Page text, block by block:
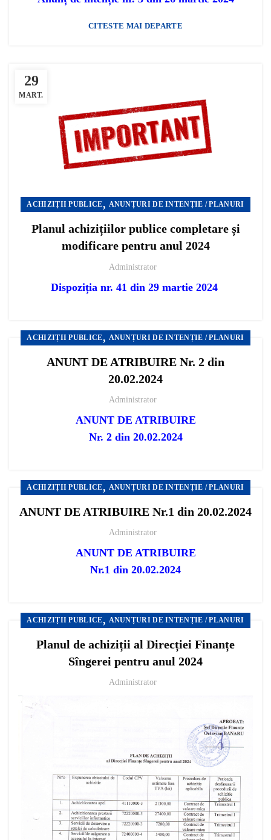
CITESTE MAI DEPARTE
29
MART.
ACHIZIȚII PUBLICE, ANUNȚURI DE INTENȚIE / PLANURI
Planul achizițiilor publice completare și
modificare pentru anul 2024
Administrator
Dispoziția nr. 41 din 29 martie 2024
ACHIZIȚII PUBLICE, ANUNȚURI DE INTENȚIE / PLANURI
ANUNT DE ATRIBUIRE Nr. 2 din
20.02.2024
Administrator
ANUNT DE ATRIBUIRE
Nr. 2 din 20.02.2024
ACHIZIȚII PUBLICE, ANUNȚURI DE INTENȚIE / PLANURI
ANUNT DE ATRIBUIRE Nr.1 din 20.02.2024
Administrator
ANUNT DE ATRIBUIRE
Nr.1 din 20.02.2024
ACHIZIȚII PUBLICE, ANUNȚURI DE INTENȚIE / PLANURI
Planul de achiziții al Direcției Finanțe
Sîngerei pentru anul 2024
Administrator